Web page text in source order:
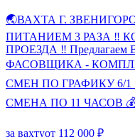
🌏ВАХТА Г.
ПИТАНИЕМ 3 РАЗА ‼️
ПРОЕЗДА ‼️ Предлагаем
ФАСОВЩИКА -
СМЕН ПО ГРАФИКУ 6/
СМЕНА ПО 11 ЧАСОВ
за вахтуот 112 000 ₽